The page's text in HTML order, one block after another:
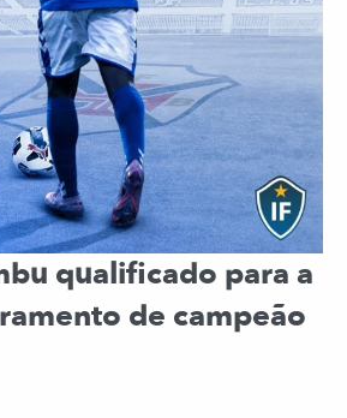
qualificado para a
de campeão